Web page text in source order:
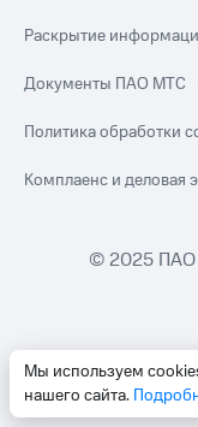
Мы используем
нашего сайта.
Раскрытие
Документы ПАО МТС
Политика обработки
Комплаенс и деловая
© 2025 ПАО